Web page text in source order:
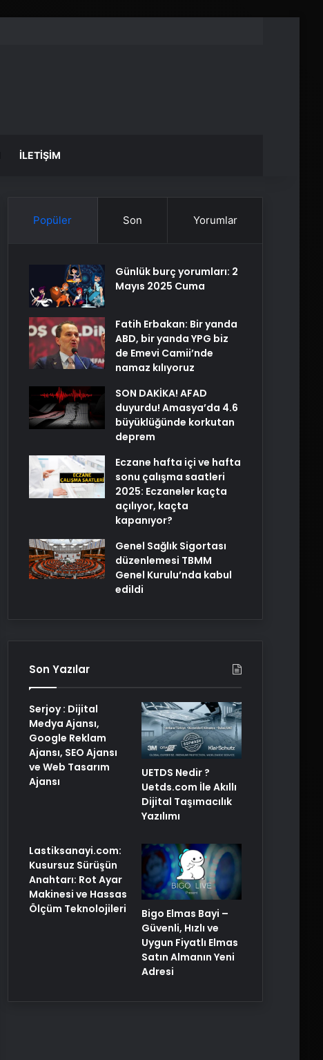
İLETIŞIM
Popüler Son Yorumlar
Günlük burç yorumları: 2
Mayıs 2025 Cuma
Fatih Erbakan: Bir yanda
ABD, bir yanda YPG biz
de Emevi Camii’nde
namaz kılıyoruz
SON DAKİKA! AFAD
duyurdu! Amasya’da 4.6
büyüklüğünde korkutan
deprem
Eczane hafta içi ve hafta
sonu çalışma saatleri
2025: Eczaneler kaçta
açılıyor, kaçta
kapanıyor?
Genel Sağlık Sigortası
düzenlemesi TBMM
Genel Kurulu’nda kabul
edildi
Son Yazılar
Serjoy : Dijital
Medya Ajansı,
Google Reklam
Ajansı, SEO Ajansı
ve Web Tasarım
Ajansı
UETDS Nedir ?
Uetds.com İle Akıllı
Dijital Taşımacılık
Yazılımı
Lastiksanayi.com:
Kusursuz Sürüşün
Anahtarı: Rot Ayar
Makinesi ve Hassas
Ölçüm Teknolojileri
Bigo Elmas Bayi –
Güvenli, Hızlı ve
Uygun Fiyatlı Elmas
Satın Almanın Yeni
Adresi